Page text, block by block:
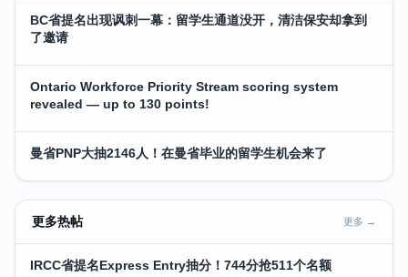
BC省提名出现讽刺一幕：留学生通道没开，清洁保安却拿到
了邀请
Ontario Workforce Priority Stream scoring system
revealed — up to 130 points!
曼省PNP大抽2146人！在曼省毕业的留学生机会来了
更多热帖 更多 →
IRCC省提名Express Entry抽分！744分抢511个名额